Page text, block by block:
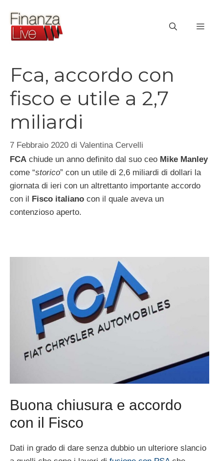
contenuto
Fca, accordo con
fisco e utile a 2,7
miliardi
7 Febbraio 2020 di Valentina Cervelli
FCA chiude un anno definito dal suo ceo Mike Manley
come “storico” con un utile di 2,6 miliardi di dollari la
giornata di ieri con un altrettanto importante accordo
con il Fisco italiano con il quale aveva un
contenzioso aperto.
Buona chiusura e accordo
con il Fisco
Dati in grado di dare senza dubbio un ulteriore slancio